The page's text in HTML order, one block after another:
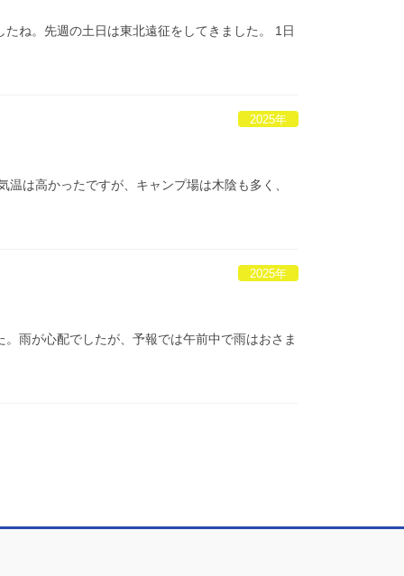
ね。先週の土日は東北遠征をしてきました。 1日
2025年
は高かったですが、キャンプ場は木陰も多く、
2025年
雨が心配でしたが、予報では午前中で雨はおさま